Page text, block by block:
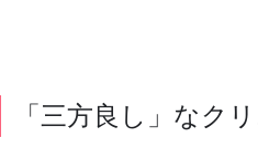
「三方良し」なク